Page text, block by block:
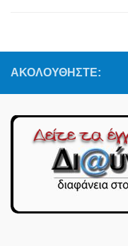
ΑΚΟΛΟΥΘΉΣΤΕ: